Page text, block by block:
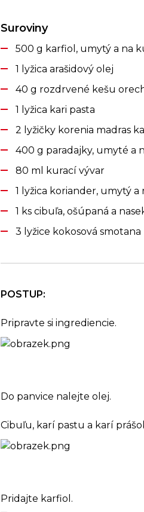
Suroviny
500 g karfiol, umytý a na
1 lyžica arašidový olej
40 g rozdrvené kešu
1 lyžica kari pasta
2 lyžičky korenia madras
400 g paradajky, umyté a
80 ml kurací vývar
1 lyžica koriander, umytý a
1 ks cibuľa, ošúpaná a
3 lyžice kokosová smotana
POSTUP:
Pripravte si ingrediencie.
Do panvice nalejte olej.
Cibuľu, karí pastu a karí
Pridajte karfiol.